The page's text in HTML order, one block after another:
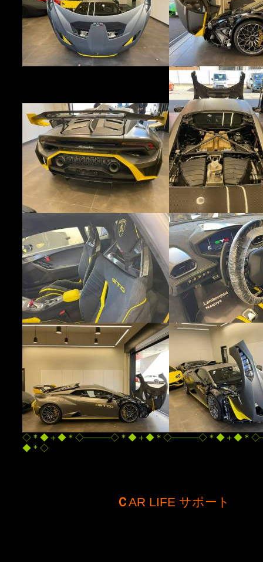
◇＊◆＋◆＊◇―――◇＊◆＋◆＊◇―――◇＊◆＋◆＊
◆＊◇
ＣAR LIFE サポート